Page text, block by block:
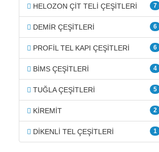
7
HELOZON ÇİT TELİ ÇEŞİTLERİ
6
DEMİR ÇEŞİTLERİ
6
PROFİL TEL KAPI ÇEŞİTLERİ
4
BİMS ÇEŞİTLERİ
5
TUĞLA ÇEŞİTLERİ
2
KİREMİT
1
DİKENLİ TEL ÇEŞİTLERİ